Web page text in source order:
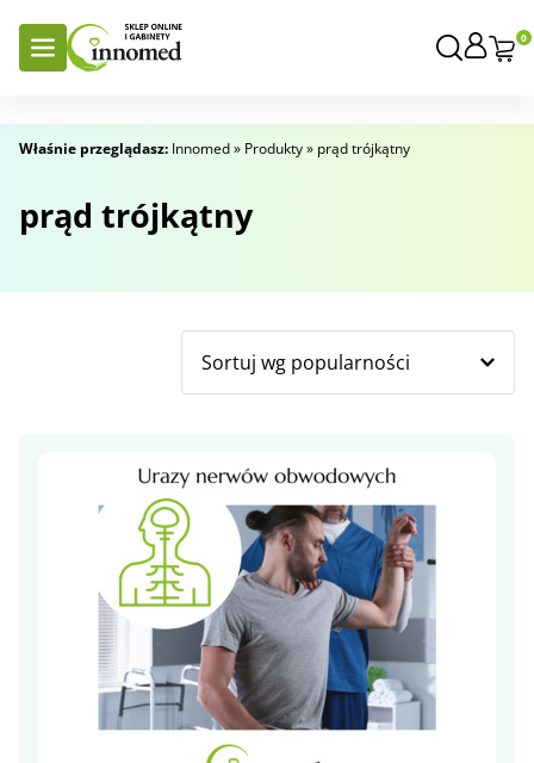
0
Właśnie przeglądasz: Innomed» Produkty» prąd trójkątny
prąd trójkątny